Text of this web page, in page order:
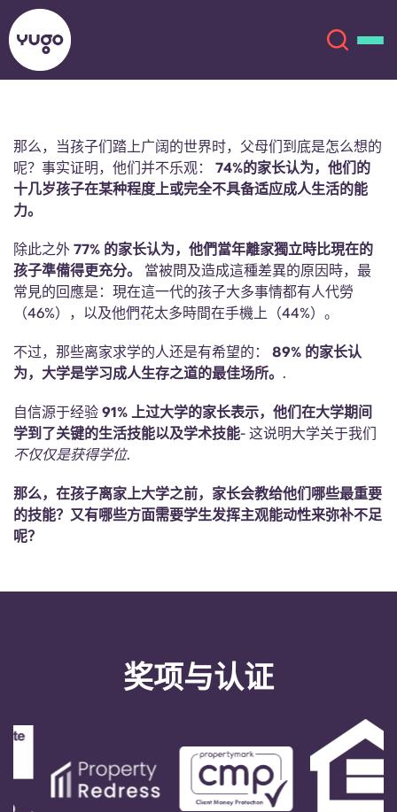
关于我们
地点
更多
账户
English (GB)
Chinese
French
Portuguese
选择一个国家
选择一个城市
立即预订
English (GB)
English (US)
Català Deutsch
Portuguese
那么，当孩子们踏上广阔的世界时，父母们到底是怎么想的
呢？事实证明，他们并不乐观： 74%的家长认为，他们的
十几岁孩子在某种程度上或完全不具备适应成人生活的能
力。
除此之外 77% 的家长认为，他們當年離家獨立時比現在的
孩子準備得更充分。 當被問及造成這種差異的原因時，最
常見的回應是：現在這一代的孩子大多事情都有人代勞
（46%），以及他們花太多時間在手機上（44%）。
不过，那些离家求学的人还是有希望的： 89% 的家长认
为，大学是学习成人生存之道的最佳场所。 .
自信源于经验 91% 上过大学的家长表示，他们在大学期间
学到了关键的生活技能以及学术技能- 这说明大学关于我们
不仅仅是获得学位.
那么，在孩子离家上大学之前，家长会教给他们哪些最重要
的技能？又有哪些方面需要学生发挥主观能动性来弥补不足
呢？
奖项与认证